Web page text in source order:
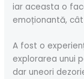
iar aceasta o
emoționantă,
A fost o
explorarea unui
dar uneori